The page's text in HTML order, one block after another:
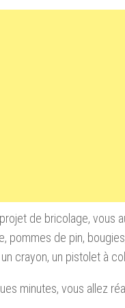
de bricolage, vous
pommes de pin,
crayon, un pistolet à
minutes, vous allez